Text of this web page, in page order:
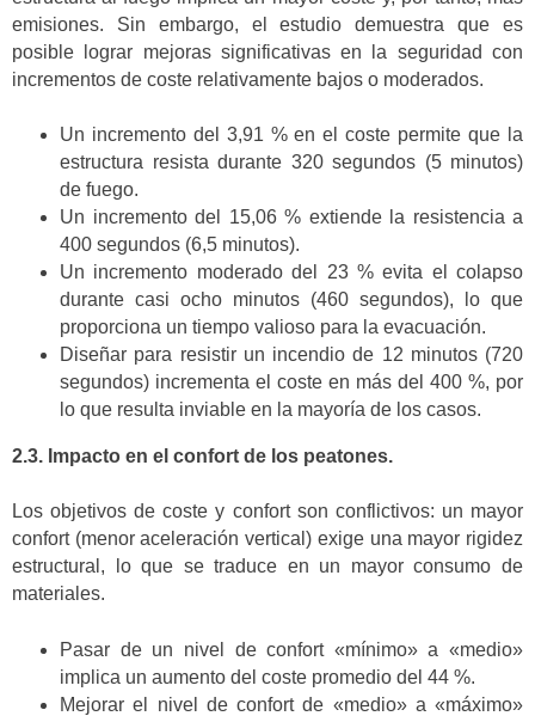
emisiones. Sin embargo, el estudio demuestra que es
posible lograr mejoras significativas en la seguridad con
incrementos de coste relativamente bajos o moderados.
Un incremento del 3,91 % en el coste permite que la
estructura resista durante 320 segundos (5 minutos)
de fuego.
Un incremento del 15,06 % extiende la resistencia a
400 segundos (6,5 minutos).
Un incremento moderado del 23 % evita el colapso
durante casi ocho minutos (460 segundos), lo que
proporciona un tiempo valioso para la evacuación.
Diseñar para resistir un incendio de 12 minutos (720
segundos) incrementa el coste en más del 400 %, por
lo que resulta inviable en la mayoría de los casos.
2.3. Impacto en el confort de los peatones.
Los objetivos de coste y confort son conflictivos: un mayor
confort (menor aceleración vertical) exige una mayor rigidez
estructural, lo que se traduce en un mayor consumo de
materiales.
Pasar de un nivel de confort «mínimo» a «medio»
implica un aumento del coste promedio del 44 %.
Mejorar el nivel de confort de «medio» a «máximo»